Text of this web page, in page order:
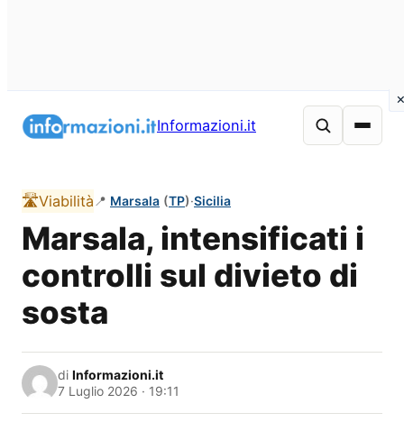
Informazioni.it
🛣️Viabilità 📍 Marsala (TP)·Sicilia
Marsala, intensificati i
controlli sul divieto di
sosta
di Informazioni.it
7 Luglio 2026 · 19:11